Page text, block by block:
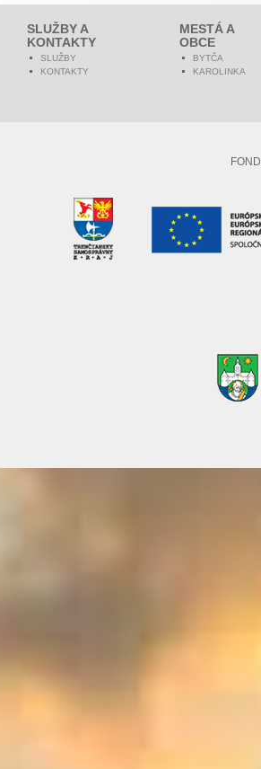
SLUŽBY A
KONTAKTY
SLUŽBY
KONTAKTY
MESTÁ A
OBCE
BYTČA
KAROLINKA